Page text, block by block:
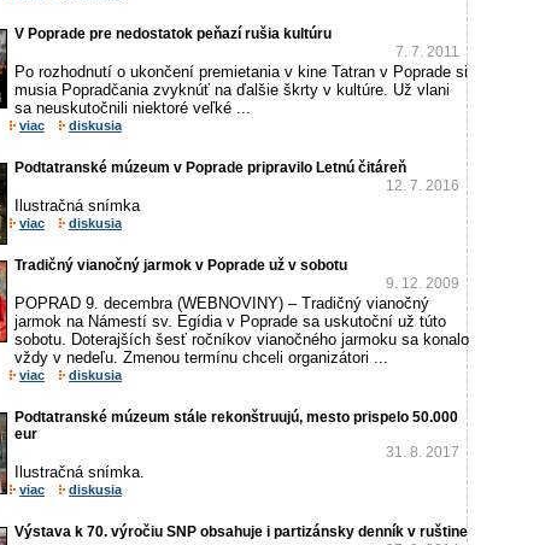
V Poprade pre nedostatok peňazí rušia kultúru
7. 7. 2011
Po rozhodnutí o ukončení premietania v kine Tatran v Poprade si
musia Popradčania zvyknúť na ďalšie škrty v kultúre. Už vlani
sa neuskutočnili niektoré veľké ...
viac diskusia
Podtatranské múzeum v Poprade pripravilo Letnú čitáreň
12. 7. 2016
Ilustračná snímka
viac diskusia
Tradičný vianočný jarmok v Poprade už v sobotu
9. 12. 2009
POPRAD 9. decembra (WEBNOVINY) – Tradičný vianočný
jarmok na Námestí sv. Egídia v Poprade sa uskutoční už túto
sobotu. Doterajších šesť ročníkov vianočného jarmoku sa konalo
vždy v nedeľu. Zmenou termínu chceli organizátori ...
viac diskusia
Podtatranské múzeum stále rekonštruujú, mesto prispelo 50.000
eur
31. 8. 2017
Ilustračná snímka.
viac diskusia
Výstava k 70. výročiu SNP obsahuje i partizánsky denník v ruštine